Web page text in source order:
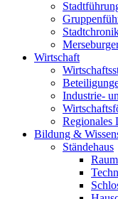
Wirtschaft
Industrie-
Regionales
Bildung &
Ständehaus